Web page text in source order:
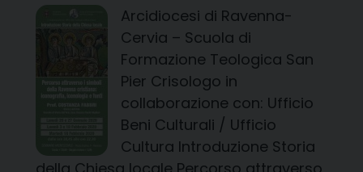
Arcidiocesi di Ravenna-
Cervia – Scuola di
Formazione Teologica San
Pier Crisologo in
collaborazione con: Ufficio
Beni Culturali / Ufficio
Cultura Introduzione Storia